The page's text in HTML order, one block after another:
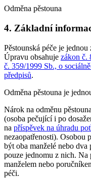
Odměna pěstouna
4. Základní
Pěstounská péče je
Úpravu obsahuje zákon č.
č. 359/1999 Sb., o
předpisů.
Odměna pěstouna je
Nárok na odměnu
(osoba pečující i po
na příspěvek na úhradu
nezaopatřenosti). Osobou
být oba manželé nebo dva
pouze jednomu z nich.
manželem nebo
péči.